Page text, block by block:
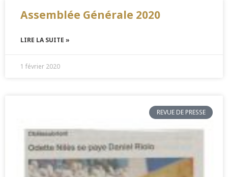
Assemblée Générale 2020
LIRE LA SUITE »
1 février 2020
REVUE DE PRESSE